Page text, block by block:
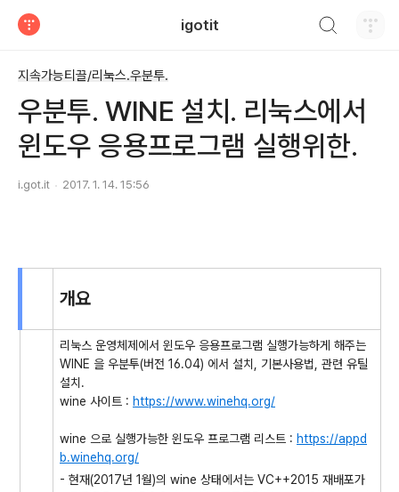
igotit
지속가능티끌/리눅스.우분투.
우분투. WINE 설치. 리눅스에서
윈도우 응용프로그램 실행위한.
i.got.it 2017. 1. 14. 15:56
개요
리눅스 운영체제에서 윈도우 응용프로그램 실행가능하게 해주는
WINE 을 우분투(버전 16.04) 에서 설치, 기본사용법, 관련 유틸
설치.
wine 사이트 : https://www.winehq.org/
wine 으로 실행가능한 윈도우 프로그램 리스트 : https://appd
b.winehq.org/
- 현재(2017년 1월)의 wine 상태에서는 VC++2015 재배포가